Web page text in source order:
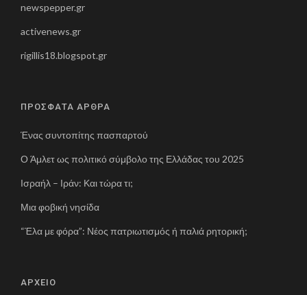
newspepper.gr
activenews.gr
rigillis18.blogspot.gr
ΠΡΟΣΦΑΤΑ ΑΡΘΡΑ
Ένας συντοπίτης πασπαρτού
Ο Άμλετ ως πολιτικό σύμβολο της Ελλάδας του 2025
Ισραήλ – Ιράν: Και τώρα τι;
Μια φοβική νησίδα
“Έλα με φόρα”: Νέος πατριωτισμός ή παλιά ρητορική;
ΑΡΧΕΙΟ